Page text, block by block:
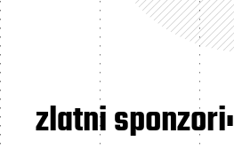
zlatni sponzori: